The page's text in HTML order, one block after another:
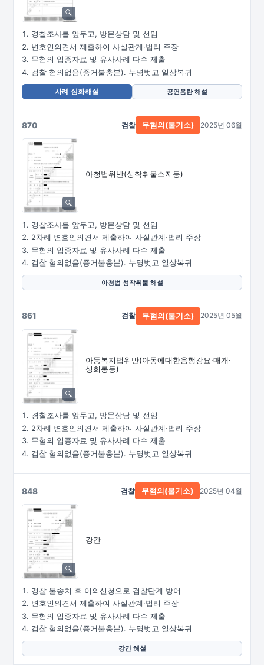
경찰조사를 앞두고, 방문상담 및 선임
변호인의견서 제출하여 사실관계·법리 주장
무혐의 입증자료 및 유사사례 다수 제출
검찰 혐의없음(증거불충분). 누명벗고 일상복귀
사례 심화해설 공연음란 해설
870
아청법위반(성착취물소지등)
검찰 무혐의(불기소) 2025년 06월
경찰조사를 앞두고, 방문상담 및 선임
2차례 변호인의견서 제출하여 사실관계·법리 주장
무혐의 입증자료 및 유사사례 다수 제출
검찰 혐의없음(증거불충분). 누명벗고 일상복귀
아청법 성착취물 해설
861
아동복지법위반(아동에대한음행강요·매개·
성희롱등)
검찰 무혐의(불기소) 2025년 05월
경찰조사를 앞두고, 방문상담 및 선임
2차례 변호인의견서 제출하여 사실관계·법리 주장
무혐의 입증자료 및 유사사례 다수 제출
검찰 혐의없음(증거불충분). 누명벗고 일상복귀
848
강간
검찰 무혐의(불기소) 2025년 04월
경찰 불송치 후 이의신청으로 검찰단계 방어
변호인의견서 제출하여 사실관계·법리 주장
무혐의 입증자료 및 유사사례 다수 제출
검찰 혐의없음(증거불충분). 누명벗고 일상복귀
강간 해설